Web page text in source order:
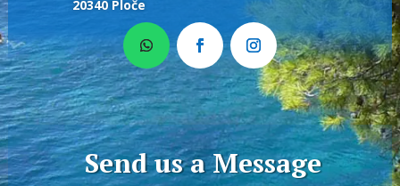
20340 Ploče
Send us a Message